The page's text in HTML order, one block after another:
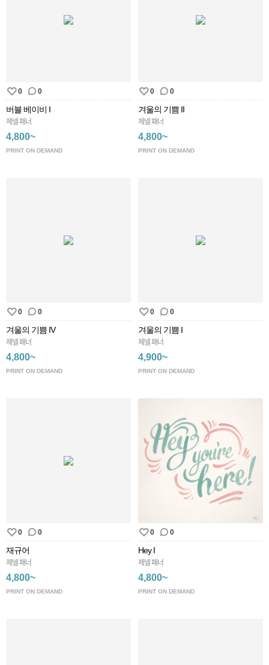
0 0
버블 베이비 I
제넬 패너
4,800~
PRINT ON DEMAND
0 0
겨울의 기쁨 II
제넬 패너
4,800~
PRINT ON DEMAND
0 0
겨울의 기쁨 IV
제넬 패너
4,800~
PRINT ON DEMAND
0 0
겨울의 기쁨 I
제넬 패너
4,900~
PRINT ON DEMAND
0 0
재규어
제넬 패너
4,800~
PRINT ON DEMAND
0 0
Hey I
제넬 패너
4,800~
PRINT ON DEMAND